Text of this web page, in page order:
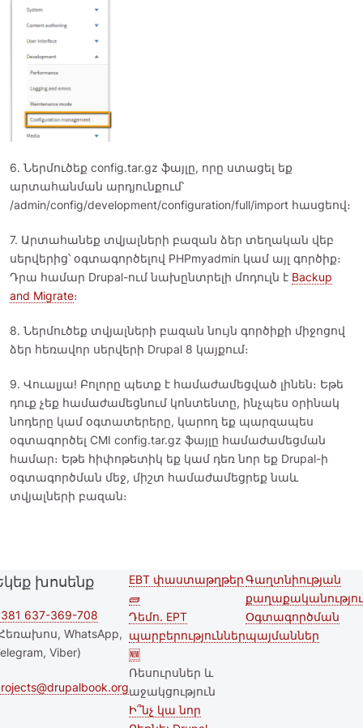
6. Ներմուծեք config.tar.gz ֆայլը, որը ստացել եք
արտահանման արդյունքում՝
/admin/config/development/configuration/full/import հասցեով։
7. Արտահանեք տվյալների բազան ձեր տեղական վեբ
սերվերից՝ օգտագործելով PHPmyadmin կամ այլ գործիք։
Դրա համար Drupal-ում նախընտրելի մոդուլն է Backup
and Migrate։
8. Ներմուծեք տվյալների բազան նույն գործիքի միջոցով
ձեր հեռավոր սերվերի Drupal 8 կայքում։
9. Վուալյա! Բոլորը պետք է համաժամեցված լինեն։ Եթե
դուք չեք համաժամեցնում կոնտենտը, ինչպես օրինակ
նոդերը կամ օգտատերերը, կարող եք պարզապես
օգտագործել CMI config.tar.gz ֆայլը համաժամեցման
համար։ Եթե հիփոթետիկ եք կամ դեռ նոր եք Drupal-ի
օգտագործման մեջ, միշտ համաժամեցրեք նաև
տվյալների բազան։
խոսենք
637-369-708
WhatsApp,
Viber)
Second
footer
menu
EBT փաստաթղթեր
🧱
Դեմո. EPT
պարբերություններ
🆕
Ռեսուրսներ և
աջակցություն
Ի՞նչ կա նոր
Footer menu
Գաղտնիության
Օգտագործման
պայմաններ